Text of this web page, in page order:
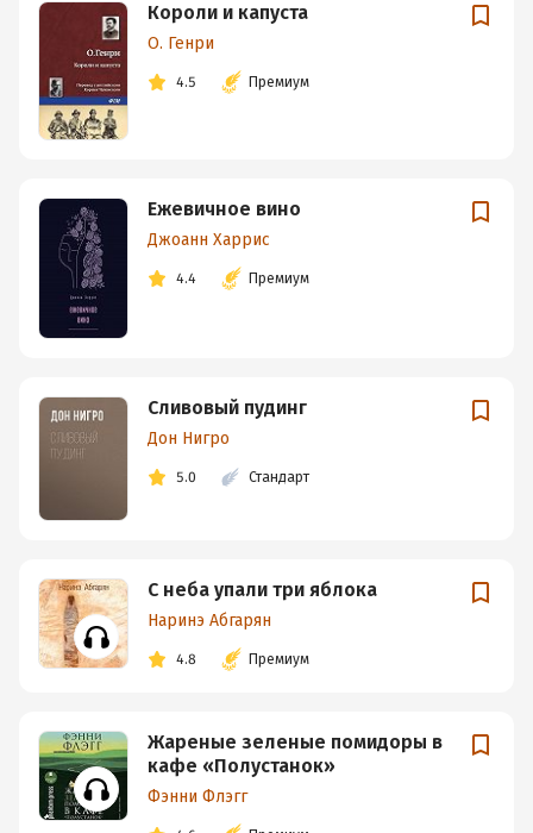
Короли и капуста
О. Генри
4.5 Премиум
Ежевичное вино
Джоанн Харрис
4.4 Премиум
Сливовый пудинг
Дон Нигро
5.0 Стандарт
С неба упали три яблока
Наринэ Абгарян
4.8 Премиум
Жареные зеленые помидоры в
кафе «Полустанок»
Фэнни Флэгг